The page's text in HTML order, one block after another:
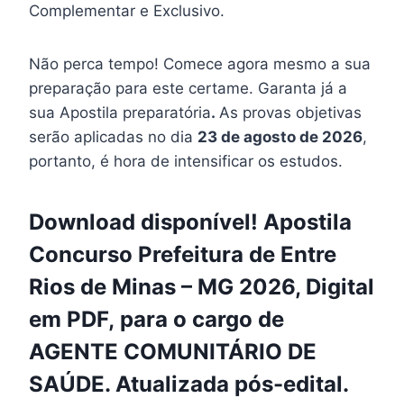
Complementar e Exclusivo.
Não perca tempo! Comece agora mesmo a sua
preparação para este certame. Garanta já a
sua Apostila preparatória. As provas objetivas
serão aplicadas no dia 23 de agosto de 2026,
portanto, é hora de intensificar os estudos.
Download disponível! Apostila
Concurso Prefeitura de Entre
Rios de Minas – MG 2026, Digital
em PDF, para o cargo de
AGENTE COMUNITÁRIO DE
SAÚDE. Atualizada pós-edital.